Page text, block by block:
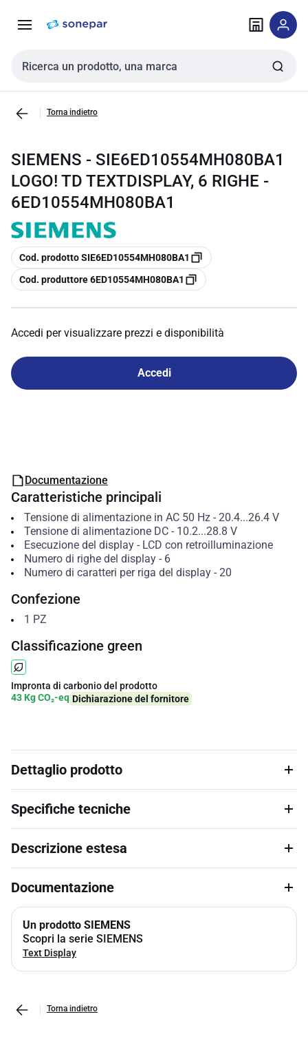
navigazione alla
Cerca input
Torna indietro
SIEMENS - SIE6ED10554MH080BA1
LOGO! TD TEXTDISPLAY, 6 RIGHE -
6ED10554MH080BA1
copia
Cod. prodotto SIE6ED10554MH080BA1
copia
Cod. produttore 6ED10554MH080BA1
Accedi per visualizzare prezzi e disponibilità
Accedi
Documentazione
Caratteristiche principali
Tensione di alimentazione in AC 50 Hz- 20.4...26.4 V
Tensione di alimentazione DC- 10.2...28.8 V
Esecuzione del display- LCD con retroilluminazione
Numero di righe del display- 6
Numero di caratteri per riga del display- 20
Confezione
1 PZ
Classificazione green
Impronta di carbonio del prodotto
43 Kg CO₂-eq Dichiarazione del fornitore
Dettaglio prodotto
Specifiche tecniche
Descrizione estesa
Documentazione
Un prodotto SIEMENS
Scopri la serie SIEMENS
Text Display
Torna indietro